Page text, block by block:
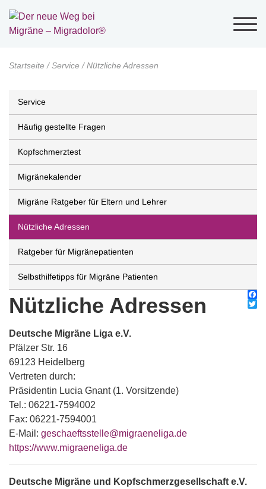
Startseite /Service /Nützliche Adressen
Service
Häufig gestellte Fragen
Kopfschmerztest
Migränekalender
Migräne Ratgeber für Eltern und Lehrer
Nützliche Adressen
Ratgeber für Migränepatienten
Selbsthilfetipps für Migräne Patienten
Nützliche Adressen
Deutsche Migräne Liga e.V.
Pfälzer Str. 16
69123 Heidelberg
Vertreten durch:
Präsidentin Lucia Gnant (1. Vorsitzende)
Tel.: 06221-7594002
Fax: 06221-7594001
E-Mail: geschaeftsstelle@migraeneliga.de
https://www.migraeneliga.de
Deutsche Migräne und Kopfschmerzgesellschaft e.V.